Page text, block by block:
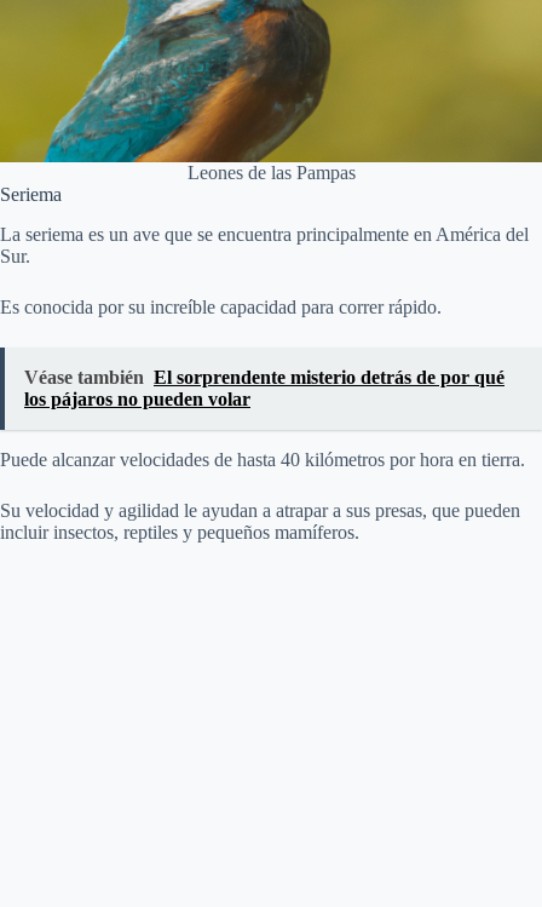
Leones de las Pampas
Seriema
La seriema es un ave que se encuentra principalmente en América del
Sur.
Es conocida por su increíble capacidad para correr rápido.
Véase también El sorprendente misterio detrás de por qué
los pájaros no pueden volar
Puede alcanzar velocidades de hasta 40 kilómetros por hora en tierra.
Su velocidad y agilidad le ayudan a atrapar a sus presas, que pueden
incluir insectos, reptiles y pequeños mamíferos.